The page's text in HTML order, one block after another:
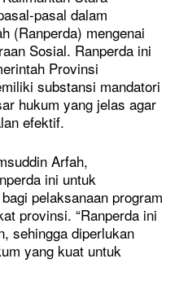
pasal dalam
(Ranperda) mengenai
Sosial. Ranperda ini
Provinsi
substansi mandatori
hukum yang jelas agar
efektif.
Arfah,
ini untuk
pelaksanaan program
provinsi. “Ranperda ini
sehingga diperlukan
yang kuat untuk